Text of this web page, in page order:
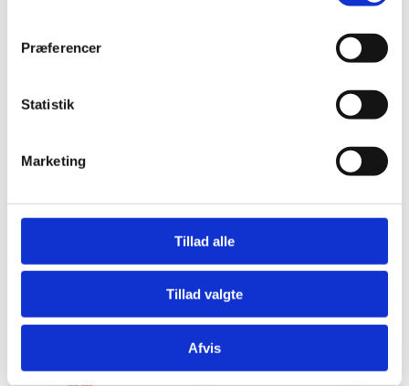
Præferencer
Statistik
Marketing
Tillad alle
Tillad valgte
Afvis
Graveskovle, lerskovle,
planerskovle
Kersten FKM 16560 H
meter